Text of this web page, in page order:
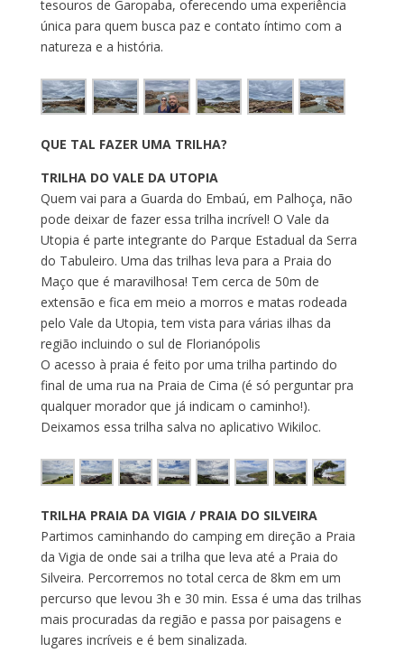
tesouros de Garopaba, oferecendo uma experiência
única para quem busca paz e contato íntimo com a
natureza e a história.
QUE TAL FAZER UMA TRILHA?
TRILHA DO VALE DA UTOPIA
Quem vai para a Guarda do Embaú, em Palhoça, não
pode deixar de fazer essa trilha incrível! O Vale da
Utopia é parte integrante do Parque Estadual da Serra
do Tabuleiro. Uma das trilhas leva para a Praia do
Maço que é maravilhosa! Tem cerca de 50m de
extensão e fica em meio a morros e matas rodeada
pelo Vale da Utopia, tem vista para várias ilhas da
região incluindo o sul de Florianópolis
O acesso à praia é feito por uma trilha partindo do
final de uma rua na Praia de Cima (é só perguntar pra
qualquer morador que já indicam o caminho!).
Deixamos essa trilha salva no aplicativo Wikiloc.
TRILHA PRAIA DA VIGIA / PRAIA DO SILVEIRA
Partimos caminhando do camping em direção a Praia
da Vigia de onde sai a trilha que leva até a Praia do
Silveira. Percorremos no total cerca de 8km em um
percurso que levou 3h e 30 min. Essa é uma das trilhas
mais procuradas da região e passa por paisagens e
lugares incríveis e é bem sinalizada.